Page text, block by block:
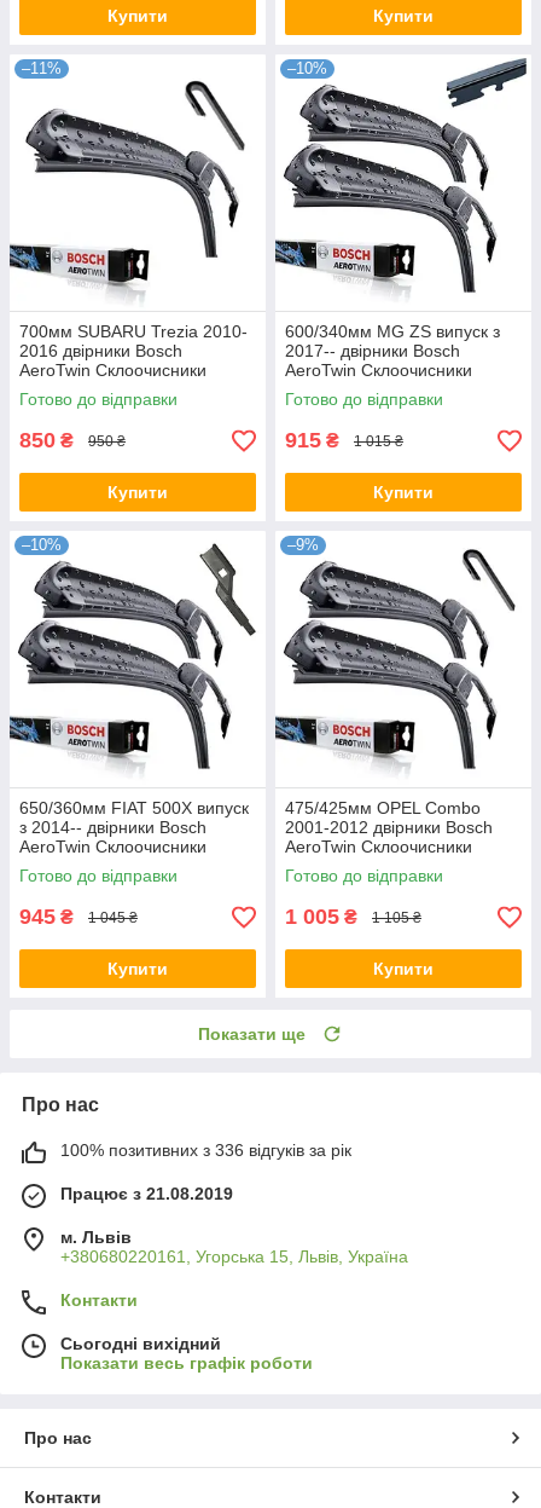
Купити Купити
–11%
700мм SUBARU Trezia 2010-
2016 двірники Bosch
AeroTwin Склоочисники
Готово до відправки
850 ₴ 950 ₴
Купити
–10%
600/340мм MG ZS випуск з
2017-- двірники Bosch
AeroTwin Склоочисники
Готово до відправки
915 ₴ 1 015 ₴
Купити
–10%
650/360мм FIAT 500X випуск
з 2014-- двірники Bosch
AeroTwin Склоочисники
Готово до відправки
945 ₴ 1 045 ₴
Купити
–9%
475/425мм OPEL Combo
2001-2012 двірники Bosch
AeroTwin Склоочисники
Готово до відправки
1 005 ₴ 1 105 ₴
Купити
Показати ще
Про нас
100% позитивних з 336 відгуків за рік
Працює з 21.08.2019
м. Львів
+380680220161, Угорська 15, Львів, Україна
Контакти
Сьогодні вихідний
Показати весь графік роботи
Про нас
Контакти